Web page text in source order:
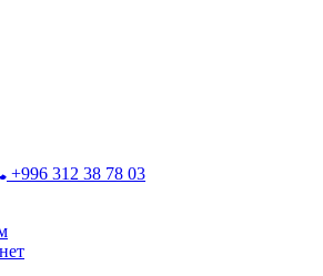
+996 312 38 78 03